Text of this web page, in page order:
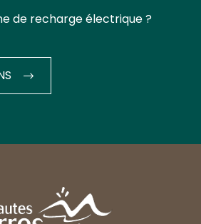
de recharge électrique ?